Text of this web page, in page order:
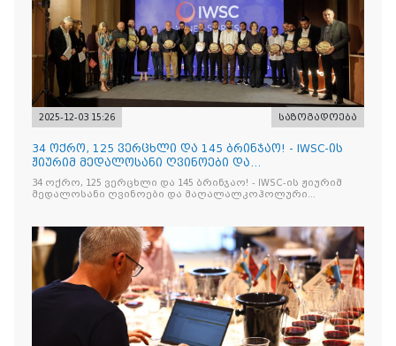
2025-12-03 15:26 საზოგადოება
34 ოქრო, 125 ვერცხლი და 145 ბრინჯაო! - IWSC-ის
ჟიურიმ მედალოსანი ღვინოები და
მაღალალკოჰოლური სასმელე
34 ოქრო, 125 ვერცხლი და 145 ბრინჯაო! - IWSC-ის ჟიურიმ
მედალოსანი ღვინოები და მაღალალკოჰოლური